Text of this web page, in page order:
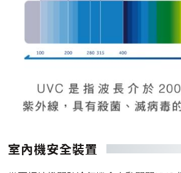
室內機安全裝置